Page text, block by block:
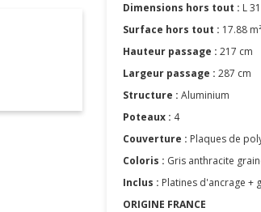
Dimensions hors tout : L
Surface hors tout : 17.88 m²
Hauteur passage : 217 cm
Largeur passage : 287 cm
Structure : Aluminium
Poteaux : 4
Couverture : Plaques de
Coloris : Gris anthracite
Inclus : Platines d'ancrage +
ORIGINE FRANCE